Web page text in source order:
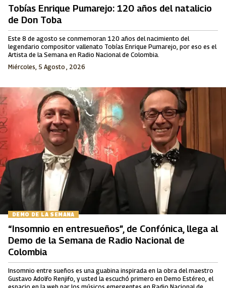
Tobías Enrique Pumarejo: 120 años del natalicio
de Don Toba
Este 8 de agosto se conmemoran 120 años del nacimiento del
legendario compositor vallenato Tobías Enrique Pumarejo, por eso es el
Artista de la Semana en Radio Nacional de Colombia.
Miércoles, 5 Agosto , 2026
DEMO DE LA SEMANA
“Insomnio en entresueños”, de Confónica, llega al
Demo de la Semana de Radio Nacional de
Colombia
Insomnio entre sueños es una guabina inspirada en la obra del maestro
Gustavo Adolfo Renjifo, y usted la escuchó primero en Demo Estéreo, el